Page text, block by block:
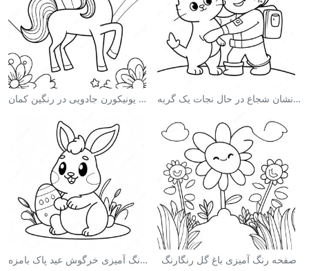
صفحه رنگ آمیزی یونیکورن جادویی در رنگین کمان صفحه رنگ آمیزی آتش‌نشان شجاع در حال نجات یک گربه
صفحه رنگ آمیزی خرگوش عید پاک بامزه صفحه رنگ آمیزی باغ گل رنگارنگ